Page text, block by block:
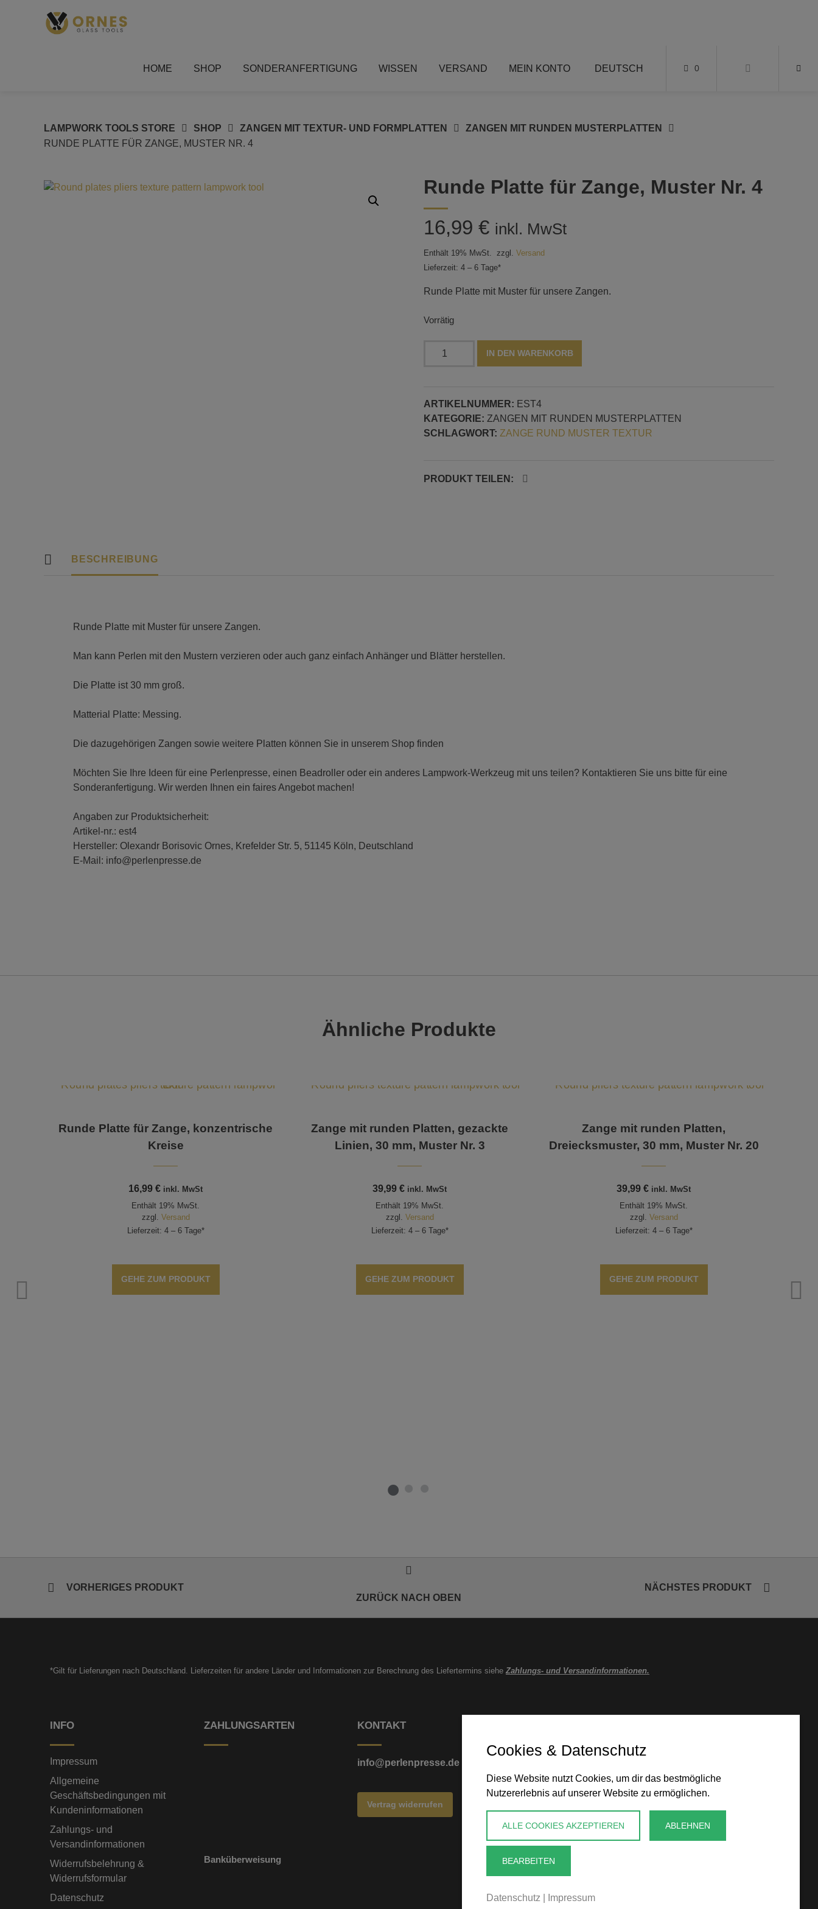
HOME SHOP SONDERANFERTIGUNG WISSEN VERSAND MEIN KONTO DEUTSCH 0
LAMPWORK TOOLS STORE SHOP ZANGEN MIT TEXTUR- UND FORMPLATTEN
ZANGEN MIT RUNDEN MUSTERPLATTEN
RUNDE PLATTE FÜR ZANGE, MUSTER NR. 4
Runde Platte für Zange, Muster Nr. 4
16,99 € inkl. MwSt
Enthält 19% MwSt. zzgl. Versand
Lieferzeit: 4 – 6 Tage*
Runde Platte mit Muster für unsere Zangen.
Vorrätig
Muster
Nr.
4
IN DEN WARENKORB
ARTIKELNUMMER: EST4
KATEGORIE: ZANGEN MIT RUNDEN MUSTERPLATTEN
SCHLAGWORT: ZANGE RUND MUSTER TEXTUR
PRODUKT TEILEN:
BESCHREIBUNG
Runde Platte mit Muster für unsere Zangen.
Man kann Perlen mit den Mustern verzieren oder auch ganz einfach Anhänger und Blätter herstellen.
Die Platte ist 30 mm groß.
Matterial Platte: Messing.
Die dazugehörigen Zangen sowie weitere Platten können Sie in unserem Shop finden
Möchten Sie Ihre Ideen für eine Perlenpresse, einen Beadroller oder ein anderes Lampwork-Werkzeug mit uns teilen? Kontaktieren Sie uns bitte für eine
Sonderanfertigung. Wir werden Ihnen ein faires Angebot machen!
Angaben zur Produktsicherheit:
Artikel-nr.: est4
Hersteller: Olexandr Borisovic Ornes, Krefelder Str. 5, 51145 Köln, Deutschland
E-Mail: info@perlenpresse.de
Ähnliche Produkte
22
Runde Platte für Zange, konzentrische
Kreise
16,99€ inkl. MwSt
Enthält 19% MwSt.
zzgl. Versand
Lieferzeit: 4 – 6 Tage*
GEHE ZUM PRODUKT
Zange mit runden Platten, gezackte
Linien, 30 mm, Muster Nr. 3
39,99€ inkl. MwSt
Enthält 19% MwSt.
zzgl. Versand
Lieferzeit: 4 – 6 Tage*
GEHE ZUM PRODUKT
Zange mit runden Platten,
Dreiecksmuster, 30 mm, Muster Nr. 20
39,99€ inkl. MwSt
Enthält 19% MwSt.
zzgl. Versand
Lieferzeit: 4 – 6 Tage*
GEHE ZUM PRODUKT
VORHERIGES PRODUKT
NÄCHSTES PRODUKT
ZURÜCK NACH OBEN
*Gilt für Lieferungen nach Deutschland. Lieferzeiten für andere Länder und Informationen zur Berechnung des Liefertermins siehe Zahlungs- und Versandinformationen.
INFO
Impressum
Allgemeine
Geschäftsbedingungen mit
Kundeninformationen
Zahlungs- und
Versandinformationen
Widerrufsbelehrung &
Widerrufsformular
Datenschutz
ZAHLUNGSARTEN
Banküberweisung
KONTAKT
info@perlenpresse.de
Vertrag widerrufen
Cookies & Datenschutz
Diese Website nutzt Cookies, um dir das bestmögliche
Nutzererlebnis auf unserer Website zu ermöglichen.
ALLE COOKIES AKZEPTIEREN ABLEHNEN
BEARBEITEN
Datenschutz Impressum